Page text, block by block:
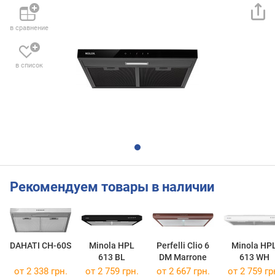
в сравнение
в список
Рекомендуем товары в наличии
DAHATI CH-60S
Minola HPL
613 BL
Perfelli Clio 6
DM Marrone
Minola
613 WH
от 2 338 грн. от 2 759 грн. от 2 667 грн. от 2 759